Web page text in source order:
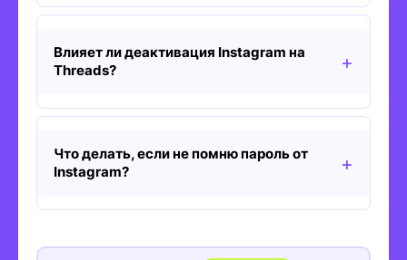
Влияет ли деактивация Instagram на
Threads?
Что делать, если не помню пароль от
Instagram?